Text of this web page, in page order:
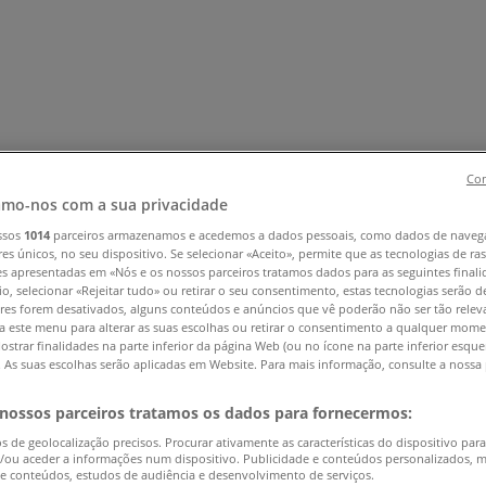
e EletrónicaNatalBrinquedos e CriançasRoupa, Sapatos e
Livrarias, Papelaria e HobbiesRestaurantesViagens
nos com a sua privacidade
1014 parceiros armazenamos e acedemos a dados pessoais, como dados de
únicos, no seu dispositivo. Se selecionar «Aceito», permite que as tecnologias de
apresentadas em «Nós e os nossos parceiros tratamos dados para as seguintes
selecionar «Rejeitar tudo» ou retirar o seu consentimento, estas tecnologias serão
forem desativados, alguns conteúdos e anúncios que vê poderão não ser tão
este menu para alterar as suas escolhas ou retirar o consentimento a qualquer
finalidades na parte inferior da página Web (ou no ícone na parte inferior
As suas escolhas serão aplicadas em Website. Para mais informação, consulte a
parceiros tratamos os dados para fornecermos:
de geolocalização precisos. Procurar ativamente as características do dispositivo
ou aceder a informações num dispositivo. Publicidade e conteúdos personalizados,
conteúdos, estudos de audiência e desenvolvimento de serviços.